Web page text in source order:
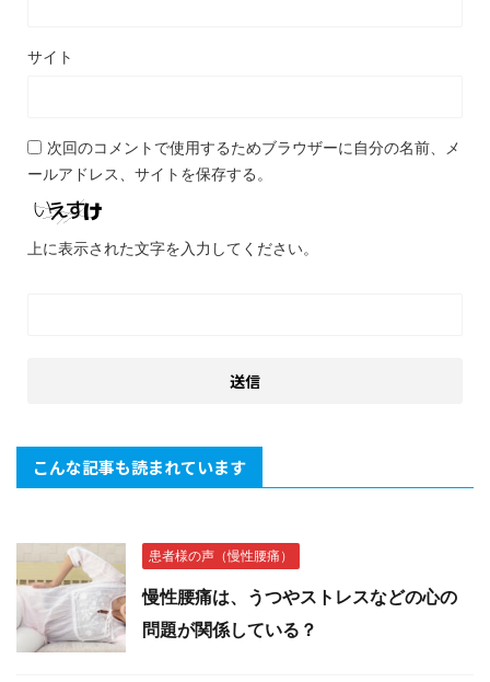
サイト
次回のコメントで使用するためブラウザーに自分の名前、メ
ールアドレス、サイトを保存する。
上に表示された文字を入力してください。
こんな記事も読まれています
患者様の声（慢性腰痛）
慢性腰痛は、うつやストレスなどの心の
問題が関係している？